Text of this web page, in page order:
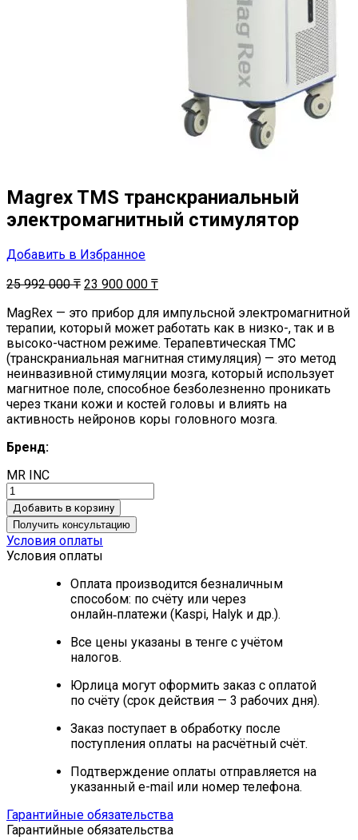
Magrex TMS транскраниальный
электромагнитный стимулятор
Добавить в Избранное
25 992 000₸ 23 900 000 ₸
MagRex — это прибор для импульсной электромагнитной
терапии, который может работать как в низко-, так и в
высоко-частном режиме. Терапевтическая ТМС
(транскраниальная магнитная стимуляция) — это метод
неинвазивной стимуляции мозга, который использует
магнитное поле, способное безболезненно проникать
через ткани кожи и костей головы и влиять на
активность нейронов коры головного мозга.
Бренд:
MR INC
Добавить в корзину
Получить консультацию
Условия оплаты
Условия оплаты
Оплата производится безналичным
способом: по счёту или через
онлайн‑платежи (Kaspi, Halyk и др.).
Все цены указаны в тенге с учётом
налогов.
Юрлица могут оформить заказ с оплатой
по счёту (срок действия — 3 рабочих дня).
Заказ поступает в обработку после
поступления оплаты на расчётный счёт.
Подтверждение оплаты отправляется на
указанный e-mail или номер телефона.
Гарантийные обязательства
Гарантийные обязательства